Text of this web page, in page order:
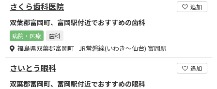
さくら歯科医院 追加
双葉郡富岡町、富岡駅付近でおすすめの歯科
病院・医療 歯科
福島県双葉郡富岡町 JR常磐線(いわき～仙台) 富岡駅
さいとう眼科 追加
双葉郡富岡町、富岡駅付近でおすすめの眼科